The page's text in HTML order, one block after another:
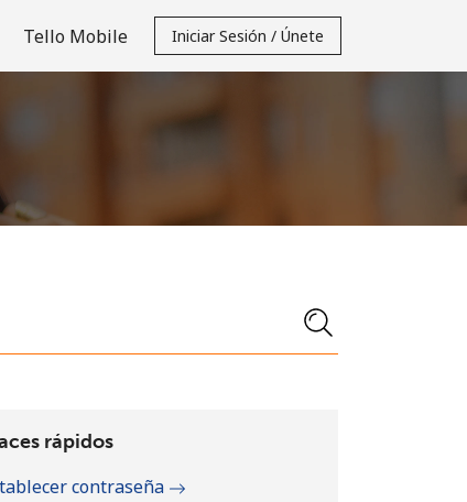
Tello Mobile Iniciar Sesión / Únete
rápidos
contraseña